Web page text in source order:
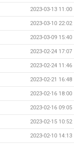
2023-03-13 11:00
2023-03-10 22:02
2023-03-09 15:40
2023-02-24 17:07
2023-02-24 11:46
2023-02-21 16:48
2023-02-16 18:00
2023-02-16 09:05
2023-02-15 10:52
2023-02-10 14:13